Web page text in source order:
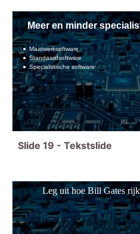
Meer en minder
Maatwerksoftware
Standaardsoftware
Specialistische software
Slide 19 - Tekstslide
Leg uit hoe Bill Gates